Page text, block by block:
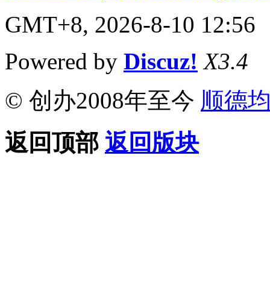
GMT+8, 2026-8-10 12:56
Powered by Discuz! X3.4
© 创办2008年至今 顺德
返回顶部 返回版块